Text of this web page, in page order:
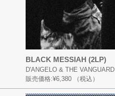
BLACK MESSIAH (2LP)
D'ANGELO & THE VANGUARD
販売価格:¥6,380 （税込）